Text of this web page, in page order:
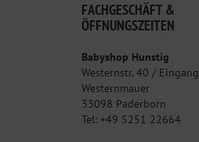
FACHGESCHÄFT &
ÖFFNUNGSZEITEN
Babyshop Hunstig
Westernstr. 40 / Eingang
Westernmauer
33098 Paderborn
Tel: +49 5251 22664